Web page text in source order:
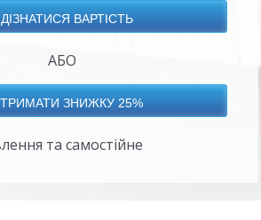
АБО
та самостійне